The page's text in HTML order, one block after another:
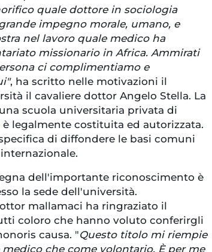
quale dottore in sociologia
impegno morale, umano, e
nel lavoro quale medico ha
missionario in Africa. Ammirati
ci complimentiamo e
, ha scritto nelle motivazioni il
il cavaliere dottor Angelo Stella. La
scuola universitaria privata di
legalmente costituita ed autorizzata.
di diffondere le basi comuni
dell'importante riconoscimento è
la sede dell'università.
mallamaci ha ringraziato il
coloro che hanno voluto conferirgli
causa. "Questo titolo mi riempie
che come volontario. È per me